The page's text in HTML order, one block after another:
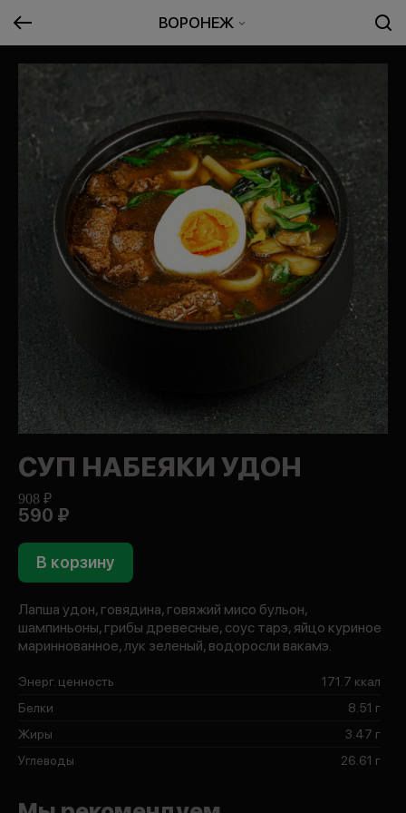
ВОРОНЕЖ
СУП НАБЕЯКИ УДОН
908 ₽
590 ₽
В корзину
Лапша удон, говядина, говяжий мисо бульон,
шампиньоны, грибы древесные, соус тарэ, яйцо куриное
мариннованное, лук зеленый, водоросли вакамэ.
Энерг. ценность
171.7 ккал
Белки
8.51 г
Жиры
3.47 г
Углеводы
26.61 г